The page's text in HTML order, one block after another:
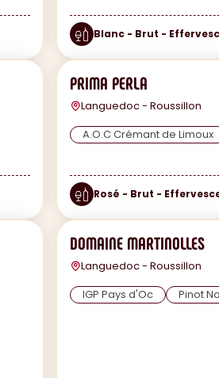
Blanc - Brut -
PRIMA PERLA
Languedoc - Roussillon
A.O.C Crémant de Limoux
Rosé - Brut -
DOMAINE MARTINOLLES
Languedoc - Roussillon
IGP Pays d'Oc
Pinot